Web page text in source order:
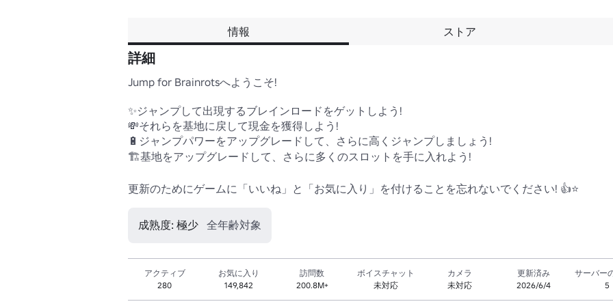
情報 ストア
詳細
Jump for Brainrotsへようこそ!
✨ジャンプして出現するブレインロードをゲットしよう!
💸それらを基地に戻して現金を獲得しよう!
🔋ジャンプパワーをアップグレードして、さらに高くジャンプしましょう!
🏗️基地をアップグレードして、さらに多くのスロットを手に入れよう!
更新のためにゲームに「いいね」と「お気に入り」を付けることを忘れないでください! 👍⭐
成熟度: 極少 全年齢対象
アクティブ
280
お気に入り
149,842
訪問数
200.8M+
ボイスチャット
未対応
カメラ
未対応
更新済み
2026/6/4
サーバー
5